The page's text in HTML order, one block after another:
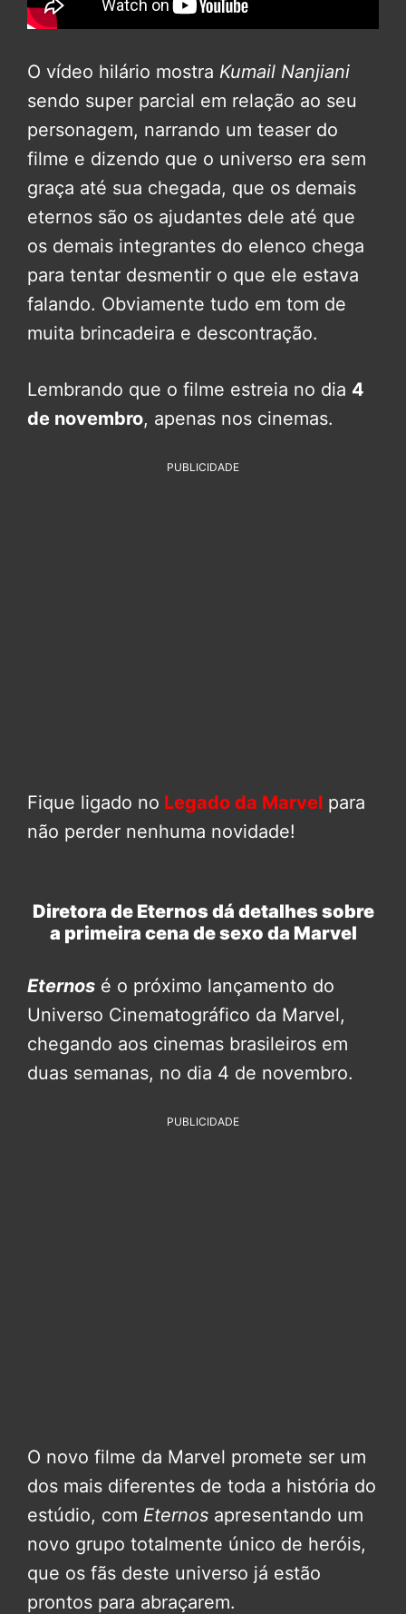
O vídeo hilário mostra Kumail Nanjiani
sendo super parcial em relação ao seu
personagem, narrando um teaser do
filme e dizendo que o universo era sem
graça até sua chegada, que os demais
eternos são os ajudantes dele até que
os demais integrantes do elenco chega
para tentar desmentir o que ele estava
falando. Obviamente tudo em tom de
muita brincadeira e descontração.
Lembrando que o filme estreia no dia 4
de novembro, apenas nos cinemas.
PUBLICIDADE
Fique ligado no Legado da Marvel para
não perder nenhuma novidade!
Diretora de Eternos dá detalhes sobre
a primeira cena de sexo da Marvel
Eternos é o próximo lançamento do
Universo Cinematográfico da Marvel,
chegando aos cinemas brasileiros em
duas semanas, no dia 4 de novembro.
PUBLICIDADE
O novo filme da Marvel promete ser um
dos mais diferentes de toda a história do
estúdio, com Eternos apresentando um
novo grupo totalmente único de heróis,
que os fãs deste universo já estão
prontos para abraçarem.